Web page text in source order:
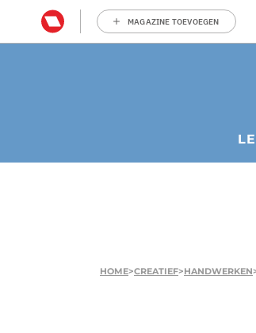
MAGAZINE TOEVOEGEN
HOME>CREATIEF>HANDWERKEN